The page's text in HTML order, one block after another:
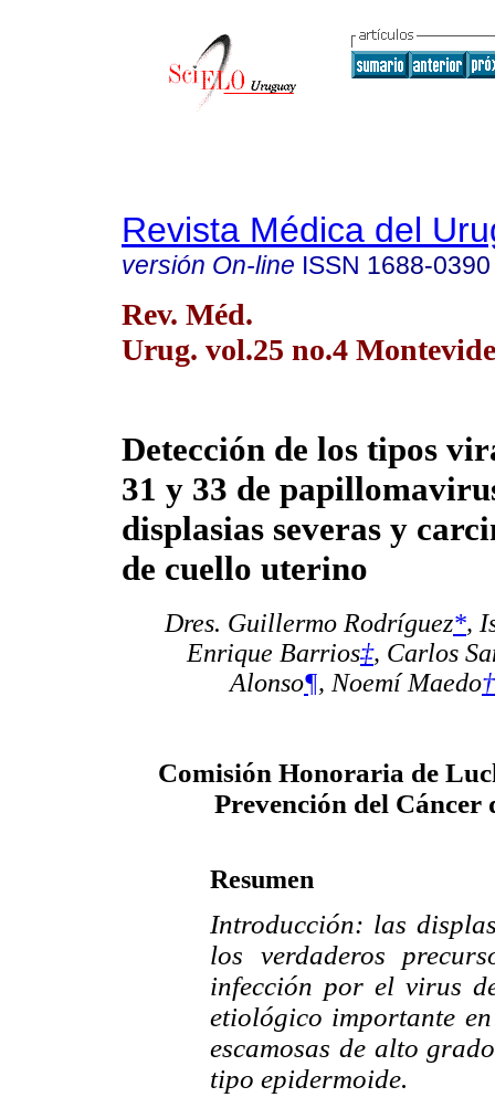
Revista Médica del
versión On-line ISSN 1688-0390
Rev. Méd.
Urug. vol.25 no.4
Detección de los tipos
31 y 33 de
displasias severas y
de cuello uterino
Dres. Guillermo Rodríguez*,
Enrique Barrios‡, Carlos
Alonso¶, Noemí Maedo
Comisión Honoraria de
Prevención del
Resumen
Introducción: las
los verdaderos
infección por el virus
etiológico importante
escamosas de alto
tipo epidermoide.